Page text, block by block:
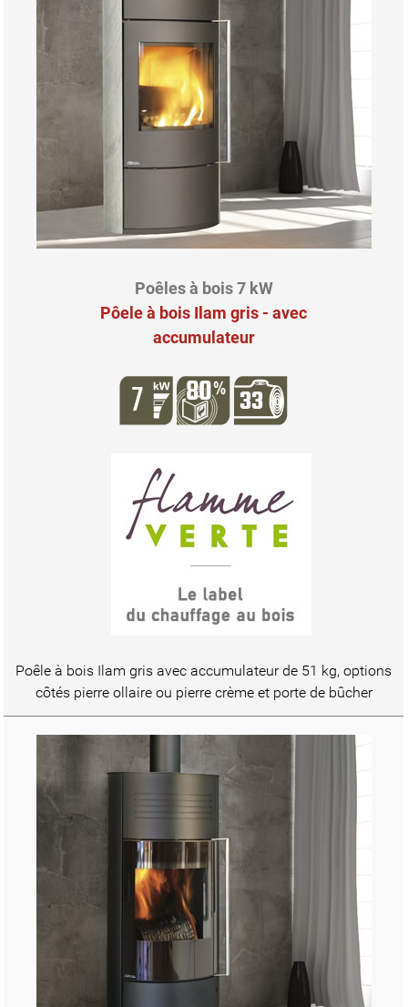
Poêles à bois 7 kW
Pôele à bois Ilam gris - avec
accumulateur
Poêle à bois Ilam gris avec accumulateur de 51 kg, options
côtés pierre ollaire ou pierre crème et porte de bûcher